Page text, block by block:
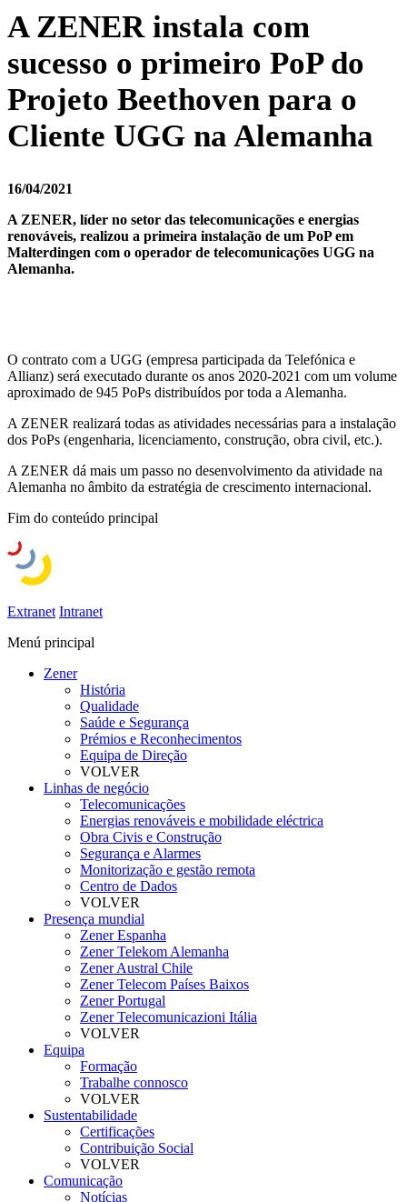
A ZENER instala com
sucesso o primeiro PoP do
Projeto Beethoven para o
Cliente UGG na Alemanha
16/04/2021
A ZENER, líder no setor das telecomunicações e energias
renováveis, realizou a primeira instalação de um PoP em
Malterdingen com o operador de telecomunicações UGG na
Alemanha.
O contrato com a UGG (empresa participada da Telefónica e
Allianz) será executado durante os anos 2020-2021 com um volume
aproximado de 945 PoPs distribuídos por toda a Alemanha.
A ZENER realizará todas as atividades necessárias para a instalação
dos PoPs (engenharia, licenciamento, construção, obra civil, etc.).
A ZENER dá mais um passo no desenvolvimento da atividade na
Alemanha no âmbito da estratégia de crescimento internacional.
Fim do conteúdo principal
Extranet Intranet
Menú principal
Zener
História
Qualidade
Saúde e Segurança
Prémios e Reconhecimentos
Equipa de Direção
VOLVER
Linhas de negócio
Telecomunicações
Energias renováveis e mobilidade eléctrica
Obra Civis e Construção
Segurança e Alarmes
Monitorização e gestão remota
Centro de Dados
VOLVER
Presença mundial
Zener Espanha
Zener Telekom Alemanha
Zener Austral Chile
Zener Telecom Países Baixos
Zener Portugal
Zener Telecomunicazioni Itália
VOLVER
Equipa
Formação
Trabalhe connosco
VOLVER
Sustentabilidade
Certificações
Contribuição Social
VOLVER
Comunicação
Notícias